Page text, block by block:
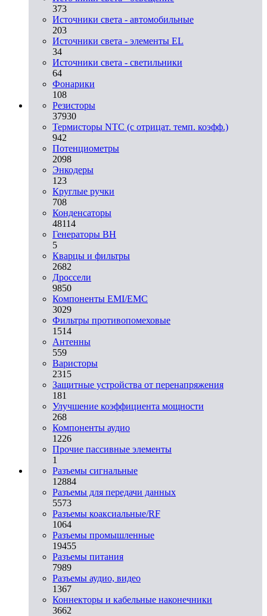
373
Источники света - автомобильные
203
Источники света - элементы EL
34
Источники света - светильники
64
Фонарики
108
Резисторы
37930
Термисторы NTC (с отрицат. темп. коэфф.)
942
Потенциометры
2098
Энкодеры
123
Круглые ручки
708
Конденсаторы
48114
Генераторы ВН
5
Кварцы и фильтры
2682
Дроссели
9850
Компоненты EMI/EMC
3029
Фильтры противопомеховые
1514
Антенны
559
Варисторы
2315
Защитные устройства от перенапряжения
181
Улучшение коэффициента мощности
268
Компоненты аудио
1226
Прочие пассивные элементы
1
Разъeмы сигнальные
12884
Разъeмы для передачи данных
5573
Разъeмы коаксиальные/RF
1064
Разъeмы промышленные
19455
Разъeмы питания
7989
Разъeмы аудио, видео
1367
Коннекторы и кабельные наконечники
3662